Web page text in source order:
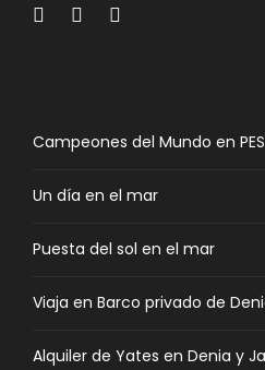
Campeones del Mundo en
Un día en el mar
Puesta del sol en el mar
Viaja en Barco privado de
Alquiler de Yates en Denia y